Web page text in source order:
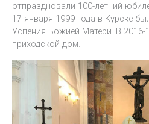
отпраздновали 100-летний
17 января 1999 года в Курске
Успения Божией Матери. В 2016-
приходской дом.